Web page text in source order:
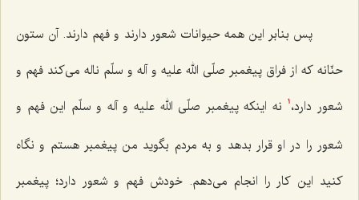
پس بنابر این همه حیوانات شعور دارند و فهم دارند. آن ستون
حنّانه که از فراق پیغمبر صلّی الله علیه و آله و سلّم ناله می‌کند فهم و
شعور دارد، 1
نه اینکه پیغمبر صلّی الله علیه و آله و سلّم این فهم و
شعور را در او قرار بدهد و به مردم بگوید من پیغمبر هستم و نگاه
کنید این کار را انجام می‌دهم. خودش فهم و شعور دارد؛ پیغمبر